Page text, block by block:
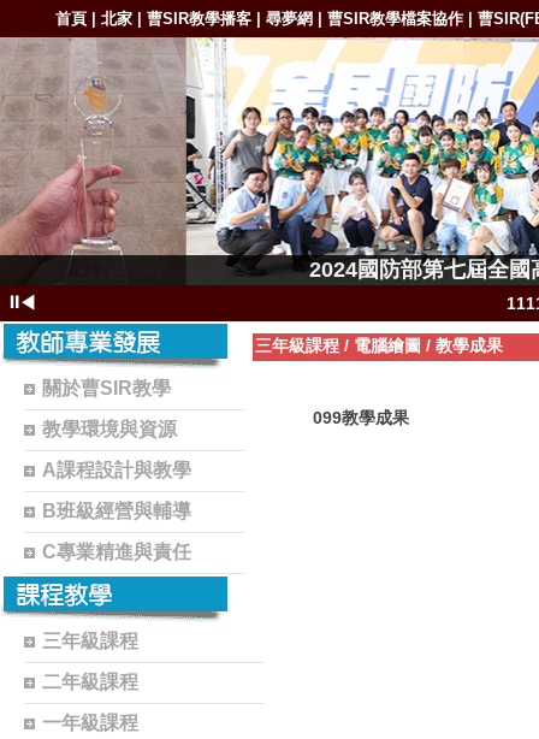
首頁 |北家 |曹SIR教學播客 |尋夢網 |曹SIR教學檔案協作 |曹
2024國防部第七屆全
⏸◀
1111-
1111-1111111
1111-
關於曹SIR教學
教學環境與資源
A課程設計與教學
B班級經營與輔導
C專業精進與責任
三年級課程
二年級課程
一年級課程
三年級課程 / 電腦繪圖 / 教學成果
099教學成果